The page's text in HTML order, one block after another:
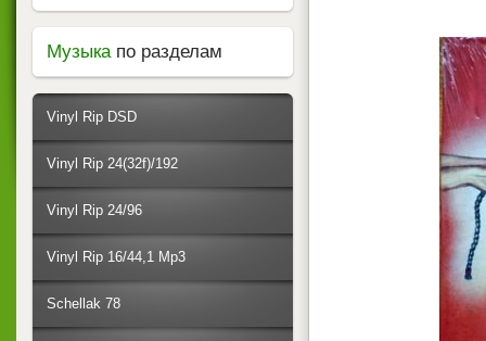
Музыка по разделам
Vinyl Rip DSD
Vinyl Rip 24(32f)/192
Vinyl Rip 24/96
Vinyl Rip 16/44,1 Mp3
Schellak 78